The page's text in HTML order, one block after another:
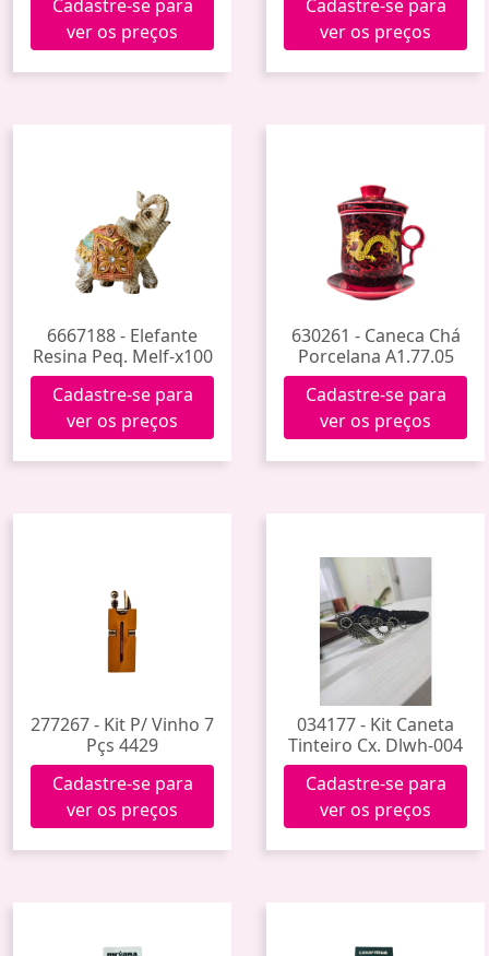
Cadastre-se para
ver os preços
Cadastre-se para
ver os preços
6667188 - Elefante
Resina Peq. Melf-x100
Cadastre-se para
ver os preços
630261 - Caneca Chá
Porcelana A1.77.05
Cadastre-se para
ver os preços
277267 - Kit P/ Vinho 7
Pçs 4429
Cadastre-se para
ver os preços
034177 - Kit Caneta
Tinteiro Cx. Dlwh-004
Cadastre-se para
ver os preços